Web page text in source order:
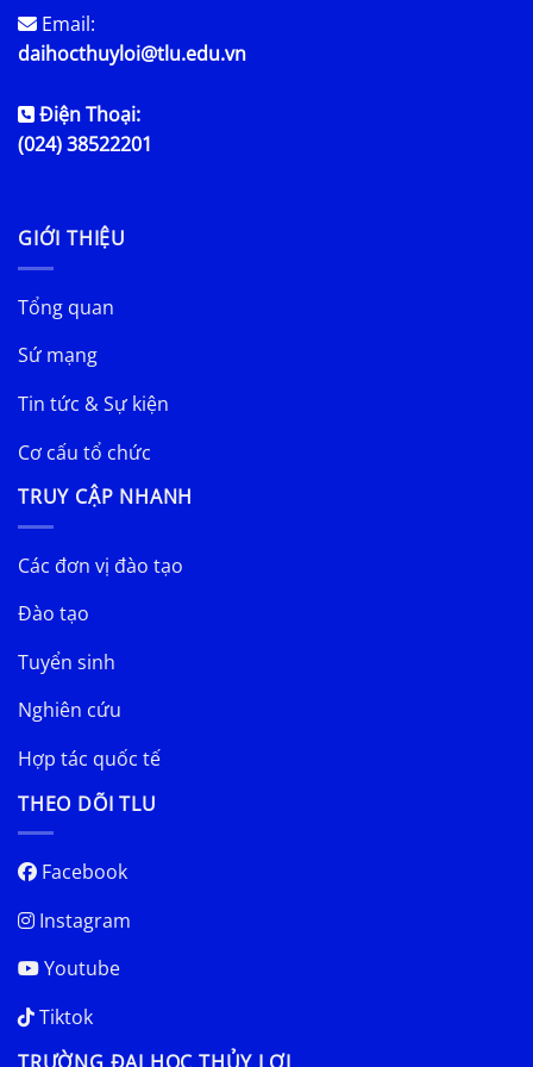
Email:
daihocthuyloi@tlu.edu.vn
Điện Thoại:
(024) 38522201
GIỚI THIỆU
Tổng quan
Sứ mạng
Tin tức & Sự kiện
Cơ cấu tổ chức
TRUY CẬP NHANH
Các đơn vị đào tạo
Đào tạo
Tuyển sinh
Nghiên cứu
Hợp tác quốc tế
THEO DÕI TLU
Facebook
Instagram
Youtube
Tiktok
TRƯỜNG ĐẠI HỌC THỦY LỢI